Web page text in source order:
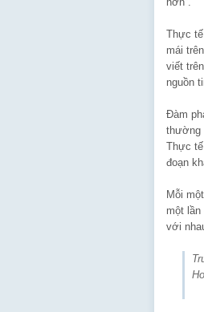
Thực
mái
viết
nguồn
Đàm
thường
Thực
đoạn
Mỗi
một
với